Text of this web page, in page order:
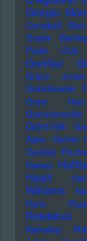
Giorgio
Campbell
Gnarls
Pudel Club
Gorillaz
Grace Jones
Grandmaster
Grant Hart
Grenzkontrolle
Grim104
Apes
Gunter
Günther
Stefani
Haiyti
Williams
Hans
Roedelius
Kerkeling